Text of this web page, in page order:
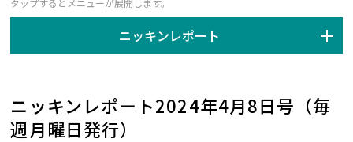
ニッキンレポート
ニッキンレポート2024年4月8日号（毎
週月曜日発行）